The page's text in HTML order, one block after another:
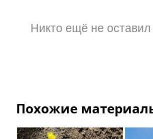
Никто ещё не
Похожие